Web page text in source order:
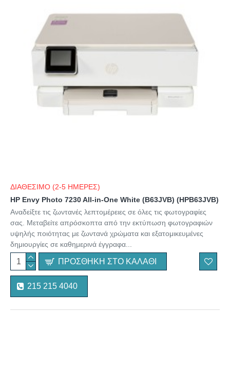
ΔΙΑΘΕΣΙΜΟ (2-5 ΗΜΕΡΕΣ)
HP Envy Photo 7230 All-in-One White (B63JVB) (HPB63JVB)
Αναδείξτε τις ζωντανές λεπτομέρειες σε όλες τις φωτογραφίες
σας. Μεταβείτε απρόσκοπτα από την εκτύπωση φωτογραφιών
υψηλής ποιότητας με ζωντανά χρώματα και εξατομικευμένες
δημιουργίες σε καθημερινά έγγραφα...
ΠΡΟΣΘΉΚΗ ΣΤΟ ΚΑΛΆΘΙ
215 215 4040